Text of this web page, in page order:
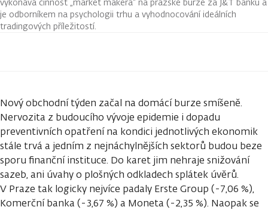
je odborníkem na psychologii trhu a vyhodnocování ideálních
tradingových příležitostí.
Nový obchodní týden začal na domácí burze smíšeně.
Nervozita z budoucího vývoje epidemie i dopadu
preventivních opatření na kondici jednotlivých ekonomik
stále trvá a jedním z nejnáchylnějších sektorů budou beze
sporu finanční instituce. Do karet jim nehraje snižování
sazeb, ani úvahy o plošných odkladech splátek úvěrů.
V Praze tak logicky nejvíce padaly Erste Group (-7,06 %),
Komerční banka (-3,67 %) a Moneta (-2,35 %). Naopak se